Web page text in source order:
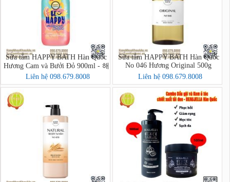
Sữa tắm HAPPY BATH Hàn Quốc
Hương Cam và Bưởi Đỏ 900ml - 해
피바스 스마일 브라이트닝 자몽오
렌지 바디워시
Liên hệ 098.679.8008
Sữa tắm HAPPY BATH Hàn Quốc
No 046 Hương Original 500g
Liên hệ 098.679.8008